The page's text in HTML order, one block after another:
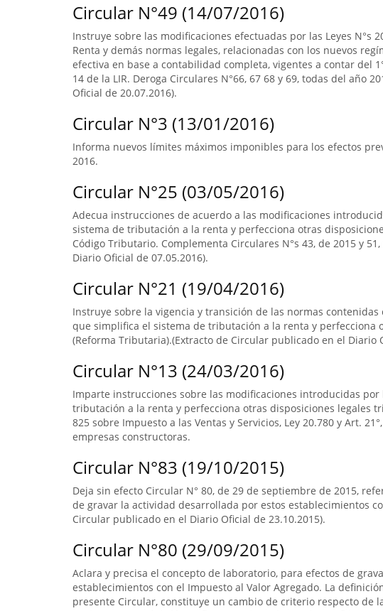
Circular N°49 (14/07/2016)
Instruye sobre las modificaciones efectuadas por las Leyes N°s
Renta y demás normas legales, relacionadas con los nuevos
efectiva en base a contabilidad completa, vigentes a contar del
14 de la LIR. Deroga Circulares N°66, 67 68 y 69, todas del año
Oficial de 20.07.2016).
Circular N°3 (13/01/2016)
Informa nuevos límites máximos imponibles para los efectos
2016.
Circular N°25 (03/05/2016)
Adecua instrucciones de acuerdo a las modificaciones
sistema de tributación a la renta y perfecciona otras
Código Tributario. Complementa Circulares N°s 43, de 2015 y
Diario Oficial de 07.05.2016).
Circular N°21 (19/04/2016)
Instruye sobre la vigencia y transición de las normas contenidas
que simplifica el sistema de tributación a la renta y perfecciona
(Reforma Tributaria).(Extracto de Circular publicado en el Diario
Circular N°13 (24/03/2016)
Imparte instrucciones sobre las modificaciones introducidas por
tributación a la renta y perfecciona otras disposiciones legales
825 sobre Impuesto a las Ventas y Servicios, Ley 20.780 y Art.
empresas constructoras.
Circular N°83 (19/10/2015)
Deja sin efecto Circular N° 80, de 29 de septiembre de 2015,
de gravar la actividad desarrollada por estos establecimientos
Circular publicado en el Diario Oficial de 23.10.2015).
Circular N°80 (29/09/2015)
Aclara y precisa el concepto de laboratorio, para efectos de
establecimientos con el Impuesto al Valor Agregado. La
presente Circular, constituye un cambio de criterio respecto de